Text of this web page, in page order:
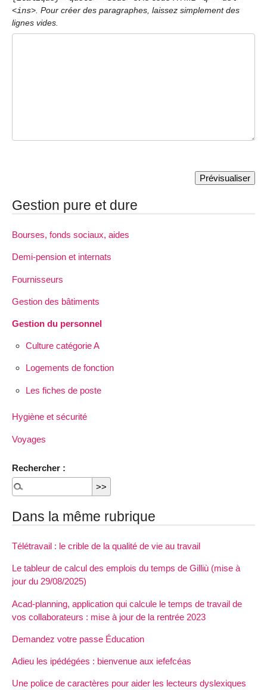
<ins>. Pour créer des paragraphes, laissez simplement des
lignes vides.
Gestion pure et dure
Bourses, fonds sociaux, aides
Demi-pension et internats
Fournisseurs
Gestion des bâtiments
Gestion du personnel
Culture catégorie A
Logements de fonction
Les fiches de poste
Hygiène et sécurité
Voyages
Rechercher :
Dans la même rubrique
Télétravail : le crible de la qualité de vie au travail
Le tableur de calcul des emplois du temps de Gilliù (mise à
jour du 29/08/2025)
Acad-planning, application qui calcule le temps de travail de
vos collaborateurs : mise à jour de la rentrée 2023
Demandez votre passe Éducation
Adieu les ipédégées : bienvenue aux iefefcéas
Une police de caractères pour aider les lecteurs dyslexiques